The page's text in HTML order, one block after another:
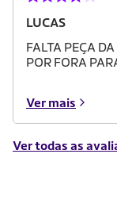
LUCAS
FALTA PEÇA
POR FORA
Ver mais
Ver todas as